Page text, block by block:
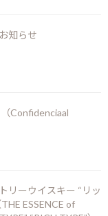
ストックがあまり
イスキーは苦戦を
2004年にモエヘネ
め、現在はアイラ
催され、毎年限定
とができるた
ています。
グ蒸留所に残った数
は21年熟成、2017
知らせ
（Confidenciaal
リーウイスキー “リッ
ESSENCE of